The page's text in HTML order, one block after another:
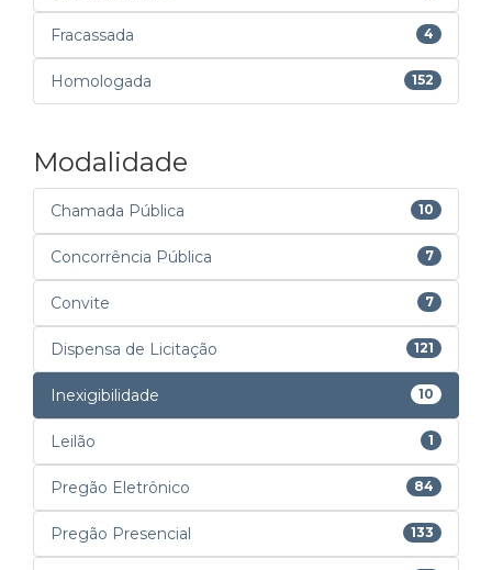
Fracassada 4
Homologada 152
Modalidade
Chamada Pública 10
Concorrência Pública 7
Convite 7
Dispensa de Licitação 121
Inexigibilidade 10
Leilão 1
Pregão Eletrônico 84
Pregão Presencial 133